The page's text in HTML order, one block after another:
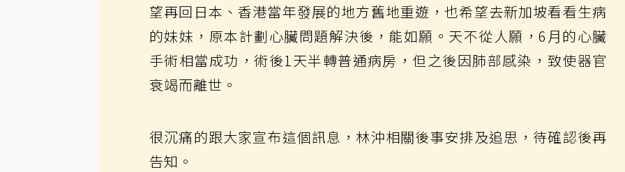
望再回日本、香港當年發展的地方舊地重遊，也希望去新加坡看看生病
的妹妹，原本計劃心臟問題解決後，能如願。天不從人願，6月的心臟
手術相當成功，術後1天半轉普通病房，但之後因肺部感染，致使器官
衰竭而離世。
很沉痛的跟大家宣布這個訊息，林沖相關後事安排及追思，待確認後再
告知。